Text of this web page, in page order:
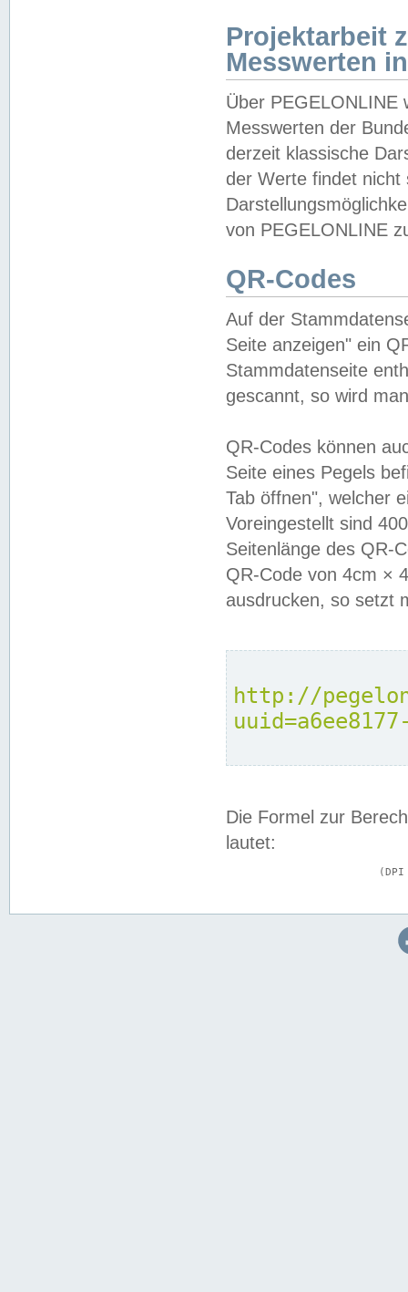
Projektarbeit
Messwerten
Über PEGELONLINE
Messwerten der
derzeit klassische
der Werte findet
von PEGELONLINE
QR-Codes
Auf der
Seite anzeigen" ein
Stammdatenseite
gescannt, so wird
QR-Codes können
Seite eines Pegels
Tab öffnen", welcher
Voreingestellt sind
Seitenlänge des QR-
QR-Code von 4cm ×
ausdrucken, so setzt
http://
Die Formel zur
lautet: